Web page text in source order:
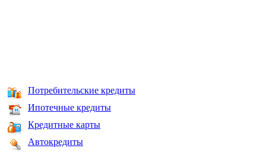
Потребительские кредиты
Ипотечные кредиты
Кредитные карты
Автокредиты